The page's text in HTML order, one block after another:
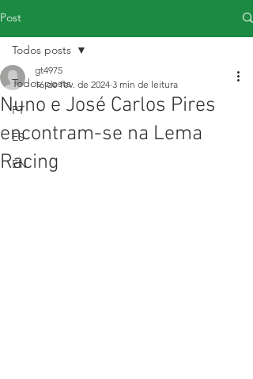
Post
Todos posts
PT
ES
EN
Todos posts
Nuno e José Carlos Pires
encontram-se na Lema
Racing
gt4975
16 de fev. de 2024 3 min de leitura